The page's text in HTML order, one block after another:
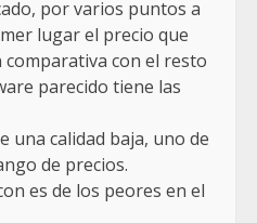
por varios puntos a
lugar el precio que
con el resto
parecido tiene las
una calidad baja, uno de
de precios.
es de los peores en el